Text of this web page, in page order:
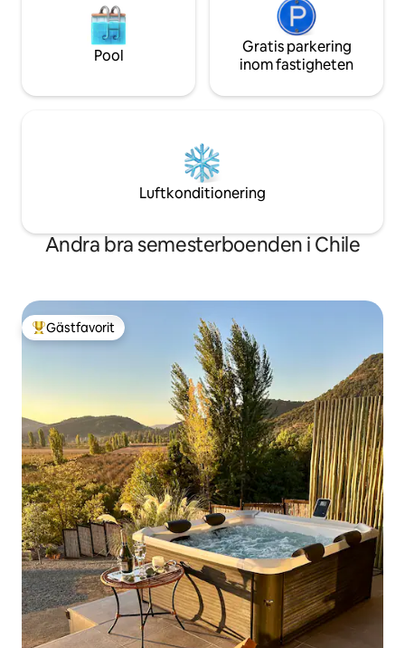
Pool
Gratis parkering
inom fastigheten
Luftkonditionering
Andra bra semesterboenden i Chile
Populär gästfavorit
Gästfavorit